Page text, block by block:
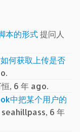
本的形式提问人
何获取上传是否
, 6 年 ago.
中把某个用户的
seahillpass, 6 年